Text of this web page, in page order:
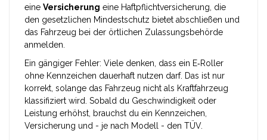
eine Versicherung eine Haftpflichtversicherung, die
den gesetzlichen Mindestschutz bietet abschließen und
das Fahrzeug bei der örtlichen Zulassungsbehörde
anmelden.
Ein gängiger Fehler: Viele denken, dass ein E‑Roller
ohne Kennzeichen dauerhaft nutzen darf. Das ist nur
korrekt, solange das Fahrzeug nicht als Kraftfahrzeug
klassifiziert wird. Sobald du Geschwindigkeit oder
Leistung erhöhst, brauchst du ein Kennzeichen,
Versicherung und - je nach Modell - den TÜV.